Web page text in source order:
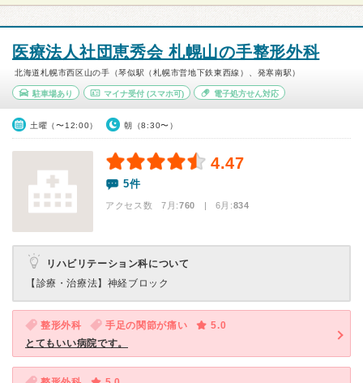
医療法人社団恵秀会 札幌山の手整形外科
北海道札幌市西区山の手（琴似駅（札幌市営地下鉄東西線）、発寒南駅）
駐車場あり マイナ受付(スマホ可) 電子処方せん対応
土曜（〜12:00） 朝（8:30〜）
4.47
5件
アクセス数 7月:760 | 6月:834
リハビリテーション科について
【診療・治療法】 神経ブロック
整形外科 手足の関節が痛い
5.0
とてもいい病院です。